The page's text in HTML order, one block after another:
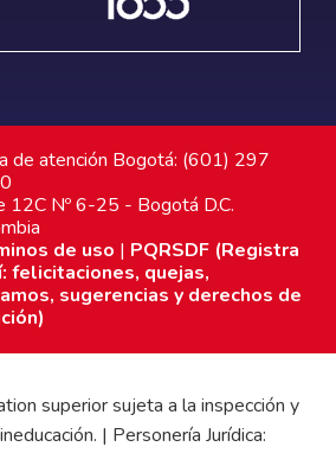
de atención Bogotá: (601) 297
12C Nº 6-25 - Bogotá D.C.
de uso | PQRSDF (Registra
felicitaciones, quejas,
sugerencias y derechos de
superior sujeta a la inspección y
| Personería Jurídica: